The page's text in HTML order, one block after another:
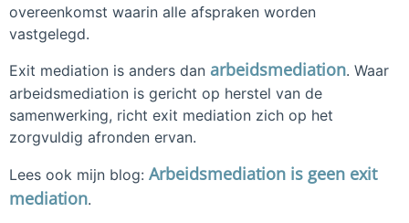
overeenkomst waarin alle afspraken worden
vastgelegd.
Exit mediation is anders dan arbeidsmediation. Waar
arbeidsmediation is gericht op herstel van de
samenwerking, richt exit mediation zich op het
zorgvuldig afronden ervan.
Lees ook mijn blog: Arbeidsmediation is geen exit
mediation.